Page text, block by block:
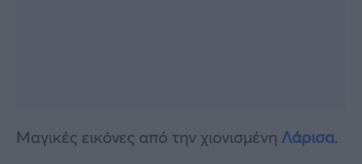
Μαγικές εικόνες από την χιονισμένη Λάρισα.